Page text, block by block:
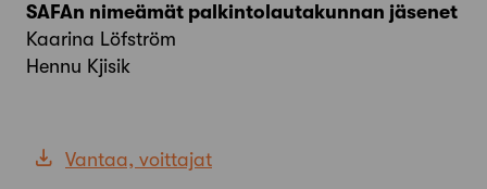
SAFAn nimeämät palkintolautakunnan jäsenet
Kaarina Löfström
Hennu Kjisik
Vantaa, voittajat